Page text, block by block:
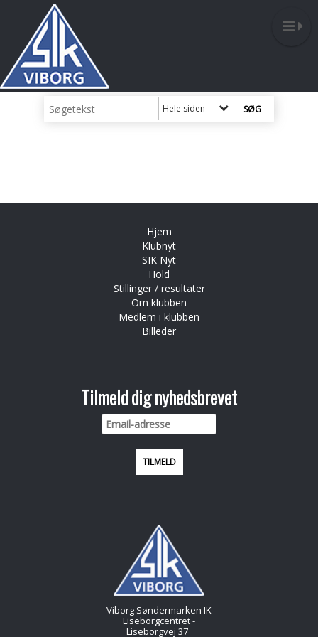
Hele siden
Hjem
Klubnyt
SIK Nyt
Hold
Stillinger / resultater
Om klubben
Medlem i klubben
Billeder
Tilmeld dig nyhedsbrevet
Viborg Søndermarken IK
Liseborgcentret -
Liseborgvej 37